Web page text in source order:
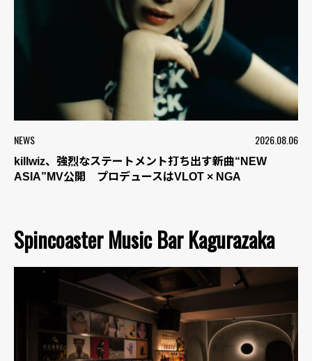
NEWS 2026.08.06
killwiz、強烈なステートメント打ち出す新曲“NEW
ASIA”MV公開 プロデュースはVLOT × NGA
Spincoaster Music Bar Kagurazaka